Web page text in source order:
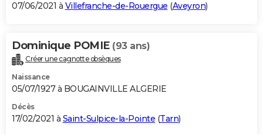
07/06/2021 à Villefranche-de-Rouergue (Aveyron)
Dominique POMIE (93 ans)
Créer une cagnotte obsèques
Naissance
05/07/1927 à BOUGAINVILLE ALGERIE
Décès
17/02/2021 à Saint-Sulpice-la-Pointe (Tarn)